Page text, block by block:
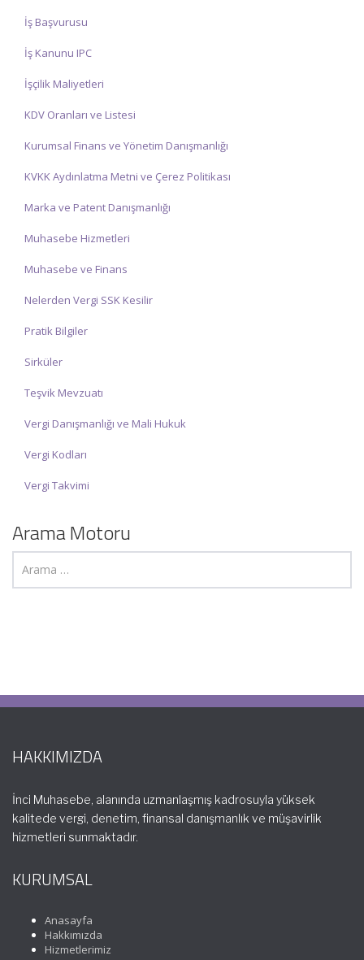
İş Başvurusu
İş Kanunu IPC
İşçilik Maliyetleri
KDV Oranları ve Listesi
Kurumsal Finans ve Yönetim Danışmanlığı
KVKK Aydınlatma Metni ve Çerez Politikası
Marka ve Patent Danışmanlığı
Muhasebe Hizmetleri
Muhasebe ve Finans
Nelerden Vergi SSK Kesilir
Pratik Bilgiler
Sirküler
Teşvik Mevzuatı
Vergi Danışmanlığı ve Mali Hukuk
Vergi Kodları
Vergi Takvimi
Arama Motoru
HAKKIMIZDA
İnci Muhasebe, alanında uzmanlaşmış kadrosuyla yüksek
kalitede vergi, denetim, finansal danışmanlık ve müşavirlik
hizmetleri sunmaktadır.
KURUMSAL
Anasayfa
Hakkımızda
Hizmetlerimiz